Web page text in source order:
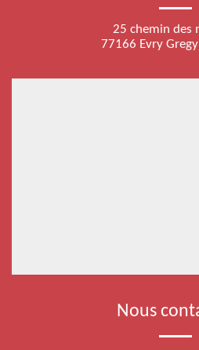
25 chemin des
77166 Evry
Nous